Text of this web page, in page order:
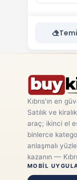
Kıbrıs'ın en
Satılık ve
araç; ikinci el
binlerce
anlaşmalı
kazanın —
MOBIL